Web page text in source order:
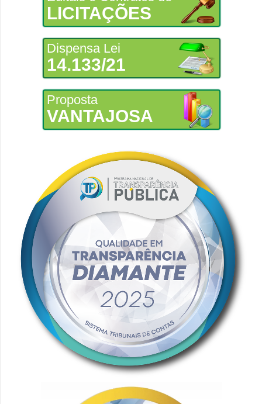
LICITAÇÕES
Dispensa Lei
14.133/21
Proposta
VANTAJOSA